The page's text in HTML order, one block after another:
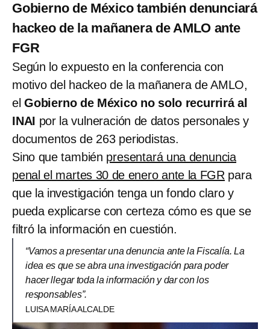
Gobierno de México también denunciará
hackeo de la mañanera de AMLO ante
FGR
Según lo expuesto en la conferencia con
motivo del hackeo de la mañanera de AMLO,
el Gobierno de México no solo recurrirá al
INAI por la vulneración de datos personales y
documentos de 263 periodistas.
Sino que también presentará una denuncia
penal el martes 30 de enero ante la FGR para
que la investigación tenga un fondo claro y
pueda explicarse con certeza cómo es que se
filtró la información en cuestión.
“Vamos a presentar una denuncia ante la Fiscalía. La
idea es que se abra una investigación para poder
hacer llegar toda la información y dar con los
responsables”.
LUISA MARÍA ALCALDE